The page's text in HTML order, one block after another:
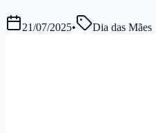
21/07/2025• Dia das Mães